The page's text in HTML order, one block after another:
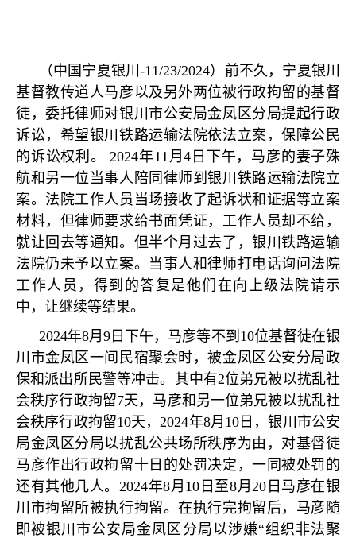
（中国宁夏银川-11/23/2024）前不久，宁夏银川
基督教传道人马彦以及另外两位被行政拘留的基督
徒，委托律师对银川市公安局金凤区分局提起行政
诉讼，希望银川铁路运输法院依法立案，保障公民
的诉讼权利。
2024年11月4 日下午，马彦的妻子殊
航和另一位当事人陪同律师到银川铁路运输法院立
案。法院工作人员当场接收了起诉状和证据等立案
材料，但律师要求给书面凭证，工作人员却不给，
就让回去等通知。但半个月过去了，银川铁路运输
法院仍未予以立案。当事人和律师打电话询问法院
工作人员，得到的答复是他们在向上级法院请示
中，让继续等结果。
2024年8月9 日下午，马彦等不到 10位基督徒在银
川市金凤区一间民宿聚会时，被金凤区公安分局政
保和派出所民警等冲击。其中有2位弟兄被以扰乱社
会秩序行政拘留7天，马彦和另一位弟兄被以扰乱社
会秩序行政拘留10天，2024年8月 10 日，银川市公安
局金凤区分局以扰乱公共场所秩序为由，对基督徒
马彦作出行政拘留十日的处罚决定，一同被处罚的
还有其他几人。 2024年8月 10 日至8月20 日马彦在银
川市拘留所被执行拘留。在执行完拘留后，马彦随
即被银川市公安局金凤区分局以涉嫌“组织非法聚